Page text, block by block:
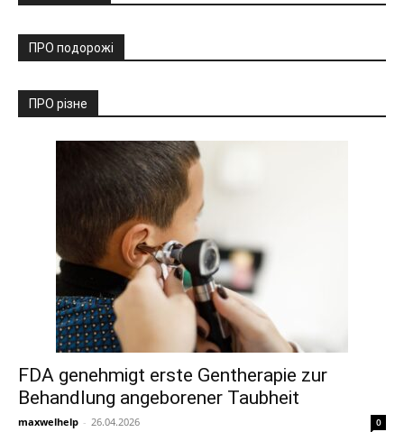
ПРО подорожі
ПРО різне
FDA genehmigt erste Gentherapie zur
Behandlung angeborener Taubheit
maxwelhelp - 26.04.2026 0